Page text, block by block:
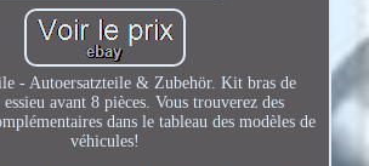
- Autoersatzteile & Zubehör. Kit bras de
essieu avant 8 pièces. Vous trouverez des
dans le tableau des modèles de
véhicules!